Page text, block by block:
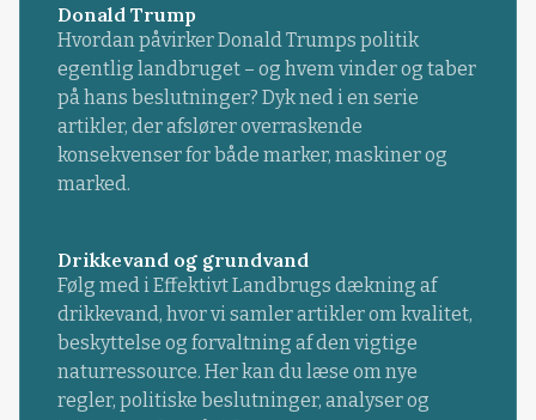
Donald Trump
Hvordan påvirker Donald Trumps politik
egentlig landbruget – og hvem vinder og taber
på hans beslutninger? Dyk ned i en serie
artikler, der afslører overraskende
konsekvenser for både marker, maskiner og
marked.
Drikkevand og grundvand
Følg med i Effektivt Landbrugs dækning af
drikkevand, hvor vi samler artikler om kvalitet,
beskyttelse og forvaltning af den vigtige
naturressource. Her kan du læse om nye
regler, politiske beslutninger, analyser og